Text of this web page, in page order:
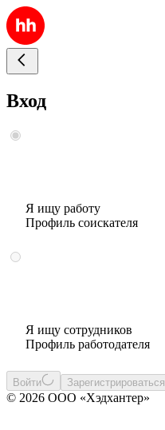
Вход
Я ищу работу
Профиль соискателя
Я ищу сотрудников
Профиль работодателя
Войти Зарегистрироваться
© 2026 ООО «Хэдхантер»